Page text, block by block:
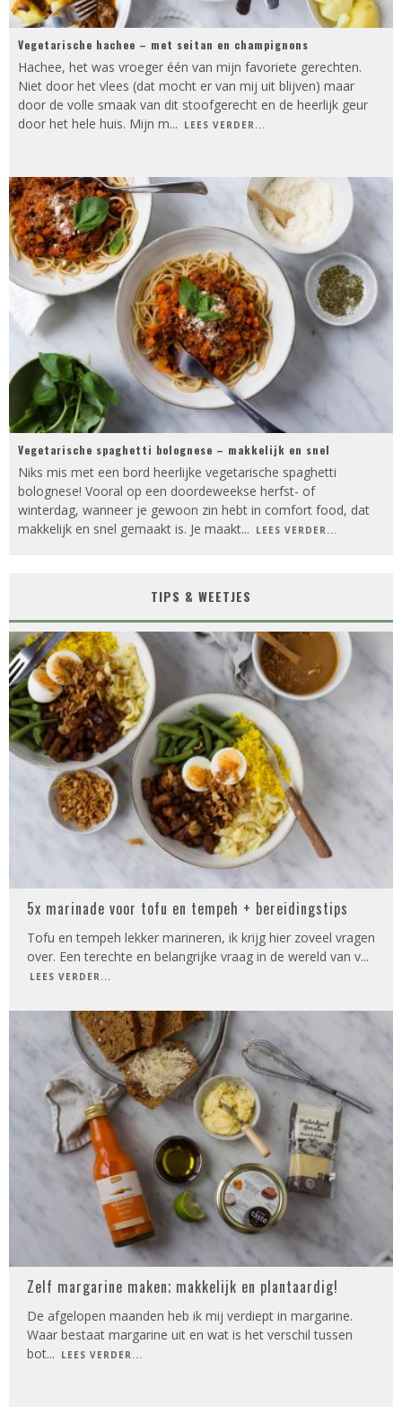
Vegetarische hachee – met seitan en champignons
Hachee, het was vroeger één van mijn favoriete gerechten.
Niet door het vlees (dat mocht er van mij uit blijven) maar
door de volle smaak van dit stoofgerecht en de heerlijk geur
door het hele huis. Mijn m... LEES VERDER...
Vegetarische spaghetti bolognese – makkelijk en snel
Niks mis met een bord heerlijke vegetarische spaghetti
bolognese! Vooral op een doordeweekse herfst- of
winterdag, wanneer je gewoon zin hebt in comfort food, dat
makkelijk en snel gemaakt is. Je maakt... LEES VERDER...
TIPS & WEETJES
5x marinade voor tofu en tempeh + bereidingstips
Tofu en tempeh lekker marineren, ik krijg hier zoveel vragen
over. Een terechte en belangrijke vraag in de wereld van v...
LEES VERDER...
Zelf margarine maken; makkelijk en plantaardig!
De afgelopen maanden heb ik mij verdiept in margarine.
Waar bestaat margarine uit en wat is het verschil tussen
bot... LEES VERDER...